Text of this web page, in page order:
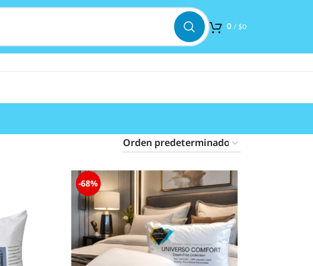
0 / $0
-68%